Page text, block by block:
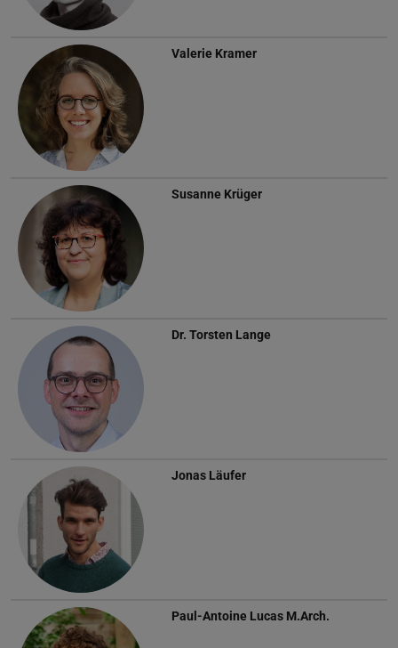
Valerie Kramer
Susanne Krüger
Dr. Torsten Lange
Jonas Läufer
Paul-Antoine Lucas M.Arch.